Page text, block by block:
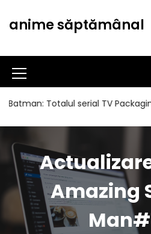
t
c
t
anime săptămânal
M
e
n
u
I
c
o
n
Totalul serial TV Packaging
Amazing